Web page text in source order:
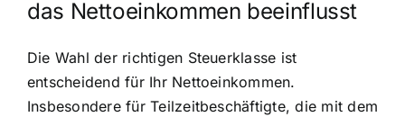
das Nettoeinkommen beeinflusst
Die Wahl der richtigen Steuerklasse ist
entscheidend für Ihr Nettoeinkommen.
Insbesondere für Teilzeitbeschäftigte, die mit dem